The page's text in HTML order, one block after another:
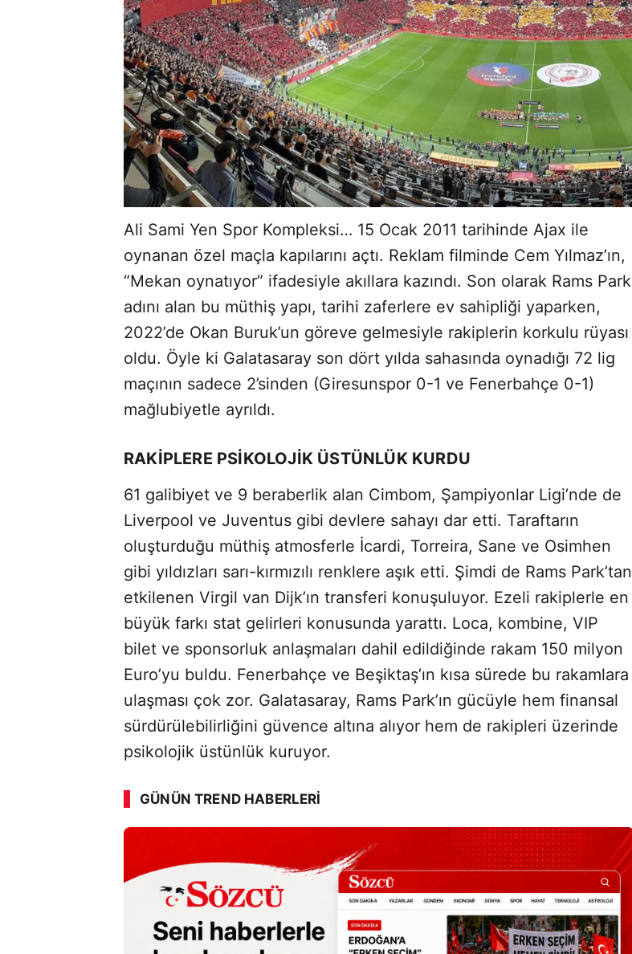
Ali Sami Yen Spor Kompleksi… 15 Ocak 2011 tarihinde Ajax ile
oynanan özel maçla kapılarını açtı. Reklam filminde Cem Yılmaz’ın,
“Mekan oynatıyor” ifadesiyle akıllara kazındı. Son olarak Rams Park
adını alan bu müthiş yapı, tarihi zaferlere ev sahipliği yaparken,
2022’de Okan Buruk’un göreve gelmesiyle rakiplerin korkulu rüyası
oldu. Öyle ki Galatasaray son dört yılda sahasında oynadığı 72 lig
maçının sadece 2’sinden (Giresunspor 0-1 ve Fenerbahçe 0-1)
mağlubiyetle ayrıldı.
RAKİPLERE PSİKOLOJİK ÜSTÜNLÜK KURDU
61 galibiyet ve 9 beraberlik alan Cimbom, Şampiyonlar Ligi’nde de
Liverpool ve Juventus gibi devlere sahayı dar etti. Taraftarın
oluşturduğu müthiş atmosferle İcardi, Torreira, Sane ve Osimhen
gibi yıldızları sarı-kırmızılı renklere aşık etti. Şimdi de Rams Park’tan
etkilenen Virgil van Dijk’ın transferi konuşuluyor. Ezeli rakiplerle en
büyük farkı stat gelirleri konusunda yarattı. Loca, kombine, VIP
bilet ve sponsorluk anlaşmaları dahil edildiğinde rakam 150 milyon
Euro’yu buldu. Fenerbahçe ve Beşiktaş’ın kısa sürede bu rakamlara
ulaşması çok zor. Galatasaray, Rams Park’ın gücüyle hem finansal
sürdürülebilirliğini güvence altına alıyor hem de rakipleri üzerinde
psikolojik üstünlük kuruyor.
GÜNÜN TREND HABERLERI